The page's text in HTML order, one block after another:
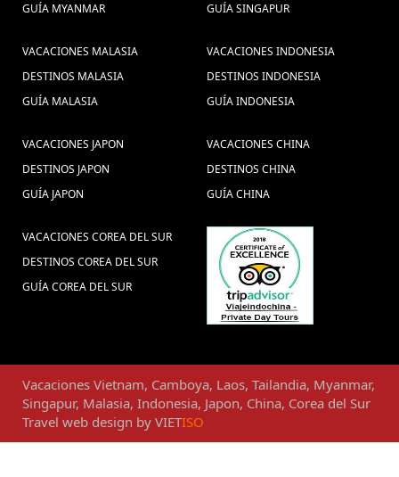
GUÍA MYANMAR
GUÍA SINGAPUR
VACACIONES MALASIA
DESTINOS MALASIA
GUÍA MALASIA
VACACIONES INDONESIA
DESTINOS INDONESIA
GUÍA INDONESIA
VACACIONES JAPON
DESTINOS JAPON
GUÍA JAPON
VACACIONES CHINA
DESTINOS CHINA
GUÍA CHINA
VACACIONES COREA DEL SUR
DESTINOS COREA DEL SUR
GUÍA COREA DEL SUR
Vacaciones Vietnam, Camboya, Laos, Tailandia, Myanmar,
Singapur, Malasia, Indonesia, Japon, China, Corea del Sur
Travel web design by VIETISO